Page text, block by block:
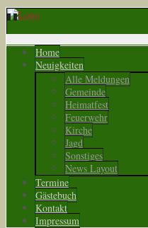
Home
Neuigkeiten
Alle Meldungen
Gemeinde
Heimatfest
Feuerwehr
Kirche
Jagd
Sonstiges
News Layout
Termine
Gästebuch
Kontakt
Impressum